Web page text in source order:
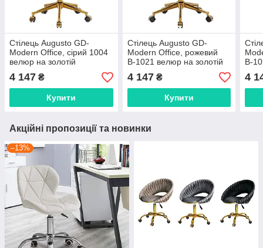
Стілець Augusto GD-
Modern Office, сірий 1004
велюр на золотій
хромованій хрестовині з
колесами
4 147 ₴
Купити
Стілець Augusto GD-
Modern Office, рожевий
В-1021 велюр на золотій
хромованій хрестовині з
колесами
4 147₴
Купити
В-
4
Акційні пропозиції та новинки
–13%